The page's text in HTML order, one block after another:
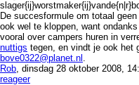
De succesformule om totaal
ook wel te kloppen, want
vooral over campers huren in
nuttigs tegen, en vindt je ook het
bove0322@planet.nl
Rob , dinsdag 28 oktober 2008,
reageer